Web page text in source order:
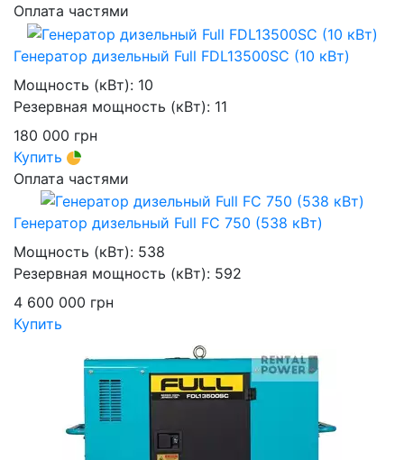
Оплата частями
Генератор дизельный Full FDL13500SC (10 кВт)
Мощность (кВт): 10
Резервная мощность (кВт): 11
180 000 грн
Купить
Оплата частями
Генератор дизельный Full FC 750 (538 кВт)
Мощность (кВт): 538
Резервная мощность (кВт): 592
4 600 000 грн
Купить